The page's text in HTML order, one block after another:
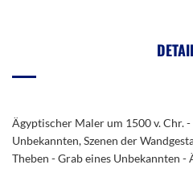
Ägyptischer Maler um 1500 v. Chr.
Unbekannten, Szenen der
Theben - Grab eines Unbekannten -